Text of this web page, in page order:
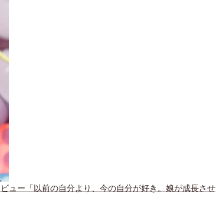
ュー「以前の自分より、今の自分が好き。娘が成長させ